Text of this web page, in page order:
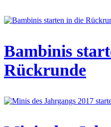
Bambinis
Rückrunde